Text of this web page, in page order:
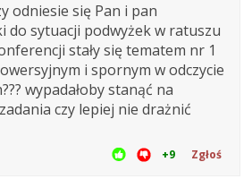
odniesie się Pan i pan
do sytuacji podwyżek w ratuszu
stały się tematem nr 1
i spornym w odczycie
wypadałoby stanąć na
czy lepiej nie drażnić
+9 Zgłoś